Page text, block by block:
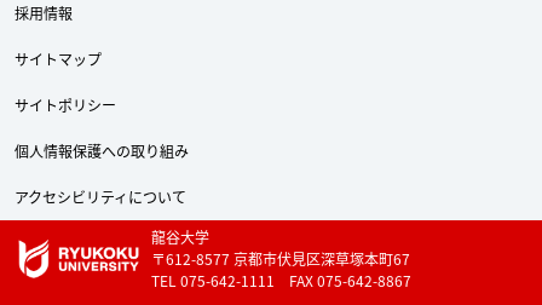
採用情報
サイトマップ
サイトポリシー
個人情報保護への取り組み
アクセシビリティについて
龍谷大学
〒612-8577 京都市伏見区深草塚本町67
TEL 075-642-1111 FAX 075-642-8867